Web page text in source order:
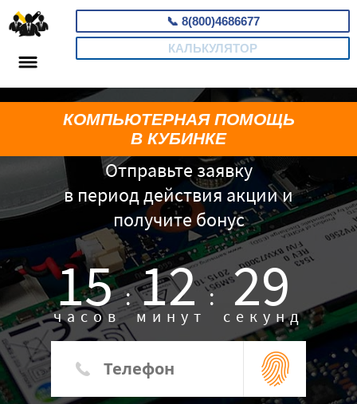
📞 8(800)4686677
КАЛЬКУЛЯТОР
Отправьте заявку
в период действия акции и
получите бонус
15 :
часов 12 :
минут 28
секунд
КОМПЬЮТЕРНАЯ ПОМОЩЬ
В КУБИНКЕ